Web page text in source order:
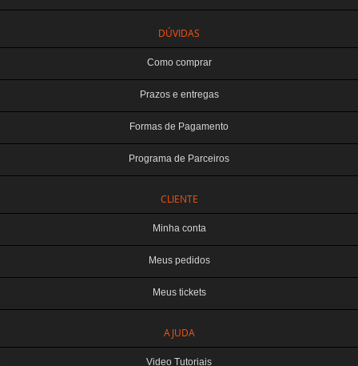
DÚVIDAS
Como comprar
Prazos e entregas
Formas de Pagamento
Programa de Parceiros
CLIENTE
Minha conta
Meus pedidos
Meus tickets
AJUDA
Video Tutoriais
TERABYTE ATACADO E VAREJO DE PRODUTOS DE INFORMATICA LTDA
CNPJ: 07.993.973/0001-18 | Curitiba-PR